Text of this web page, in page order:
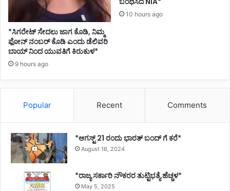
*ಸಿಗರೇಟ್ ಸೇದಲು ಜಾಗ ಕೊಡಿ, ನಿಮ್ಮ
ಫೋನ್ ನಂಬರ್ ಕೊಡಿ ಎಂದು ಡೆಲಿವರಿ
ಬಾಯ್ ನಿಂದ ಯುವತಿಗೆ ಕಿರುಕುಳ*
9 hours ago
10 hours ago
Popular Recent Comments
*ಆಗಸ್ಟ್ 21 ರಂದು ಭಾರತ್‌ ಬಂದ್‌ ಗೆ ಕರೆ*
August 18, 2024
*ರಾಜ್ಯ ಸರ್ಕಾರಿ ನೌಕರರ ತುಟ್ಟಿಭತ್ಯೆ ಹೆಚ್ಚಳ*
May 5, 2025